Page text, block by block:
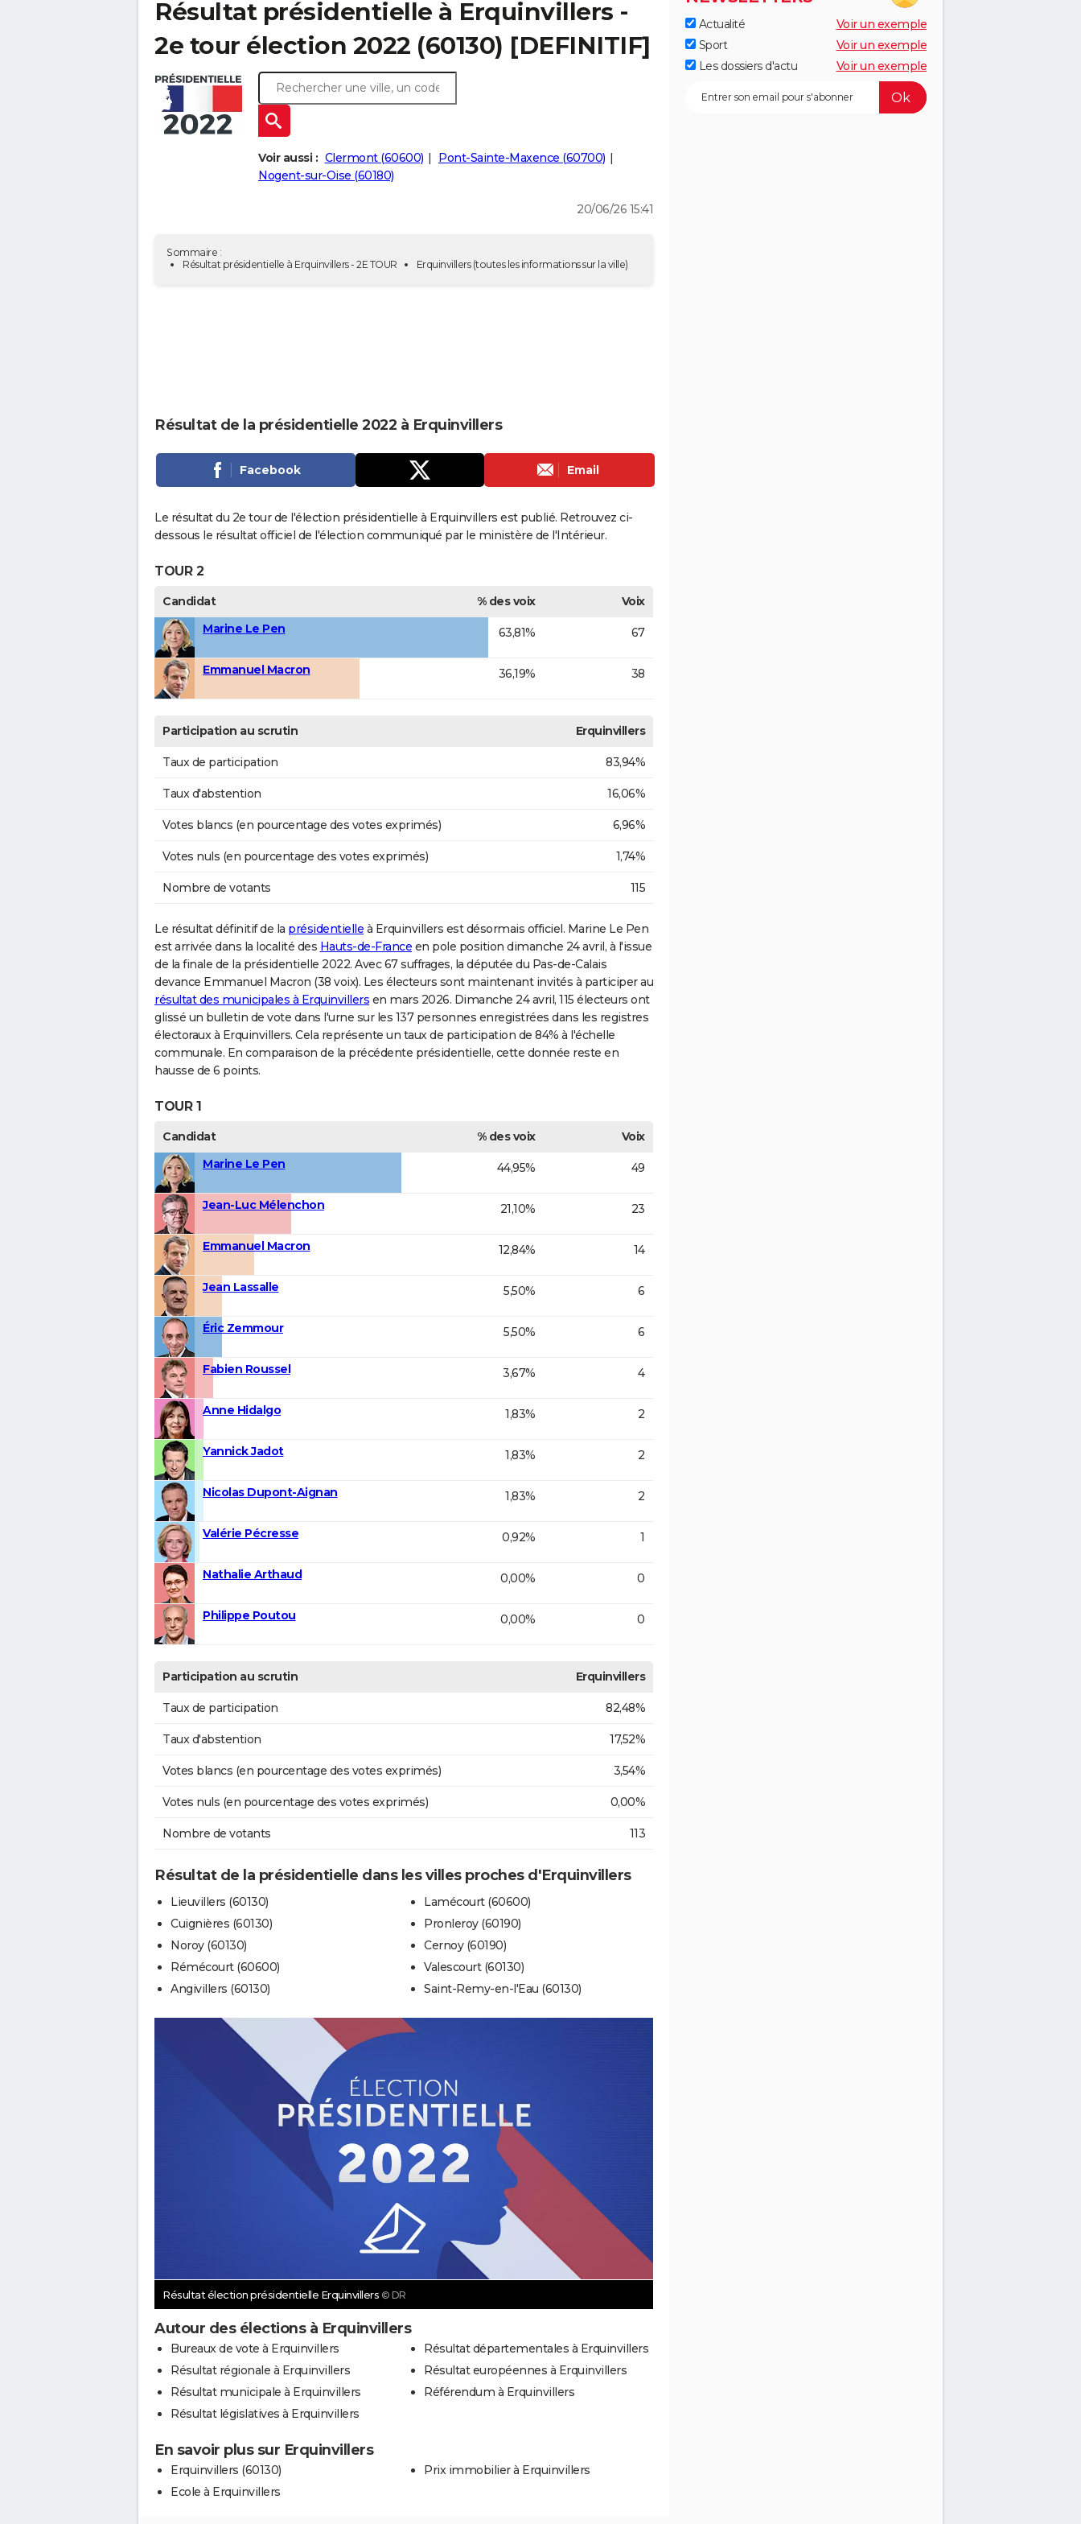
Résultat présidentielle à Erquinvillers -
2e tour élection 2022 (60130) [DEFINITIF]
Voir aussi : Clermont (60600)
Pont-Sainte-Maxence (60700)
Nogent-sur-Oise (60180)
20/06/26 15:41
Sommaire :
Résultat présidentielle à Erquinvillers - 2E TOUR
Erquinvillers(toutes les informations sur la ville)
Résultat de la présidentielle 2022 à Erquinvillers
Facebook Email
Le résultat du 2e tour de l'élection présidentielle à Erquinvillers est publié. Retrouvez ci-
dessous le résultat officiel de l'élection communiqué par le ministère de l'Intérieur.
TOUR 2
Candidat % des voix
Voix
Marine Le Pen
63,81% 67
Emmanuel Macron 36,19% 38
Participation au scrutin Erquinvillers
Taux de participation 83,94%
Taux d'abstention 16,06%
Votes blancs (en pourcentage des votes exprimés) 6,96%
Votes nuls (en pourcentage des votes exprimés) 1,74%
Nombre de votants 115
Le résultat définitif de la présidentielle à Erquinvillers est désormais officiel. Marine Le Pen
est arrivée dans la localité des Hauts-de-France en pole position dimanche 24 avril, à l'issue
de la finale de la présidentielle 2022. Avec 67 suffrages, la députée du Pas-de-Calais
devance Emmanuel Macron (38 voix). Les électeurs sont maintenant invités à participer au
résultat des municipales à Erquinvillers en mars 2026. Dimanche 24 avril, 115 électeurs ont
glissé un bulletin de vote dans l'urne sur les 137 personnes enregistrées dans les registres
électoraux à Erquinvillers. Cela représente un taux de participation de 84% à l'échelle
communale. En comparaison de la précédente présidentielle, cette donnée reste en
hausse de 6 points.
TOUR 1
Candidat % des voix
Voix
Marine Le Pen
44,95% 49
Jean-Luc Mélenchon 21,10% 23
Emmanuel Macron 12,84% 14
Jean Lassalle 5,50% 6
Éric Zemmour 5,50% 6
Fabien Roussel 3,67% 4
Anne Hidalgo 1,83% 2
Yannick Jadot 1,83% 2
Nicolas Dupont-Aignan 1,83% 2
Valérie Pécresse 0,92% 1
Nathalie Arthaud 0,00% 0
Philippe Poutou 0,00% 0
Participation au scrutin Erquinvillers
Taux de participation 82,48%
Taux d'abstention 17,52%
Votes blancs (en pourcentage des votes exprimés) 3,54%
Votes nuls (en pourcentage des votes exprimés) 0,00%
Nombre de votants 113
Résultat de la présidentielle dans les villes proches d'Erquinvillers
Lieuvillers (60130)
Cuignières (60130)
Noroy (60130)
Rémécourt (60600)
Angivillers (60130)
Lamécourt (60600)
Pronleroy (60190)
Cernoy (60190)
Valescourt (60130)
Saint-Remy-en-l'Eau (60130)
Résultat élection présidentielle Erquinvillers © DR
Autour des élections à Erquinvillers
Bureaux de vote à Erquinvillers
Résultat régionale à Erquinvillers
Résultat municipale à Erquinvillers
Résultat législatives à Erquinvillers
Résultat départementales à Erquinvillers
Résultat européennes à Erquinvillers
Référendum à Erquinvillers
En savoir plus sur Erquinvillers
Erquinvillers (60130)
Ecole à Erquinvillers
Prix immobilier à Erquinvillers
Actualité
Voir un exemple
Sport
Voir un exemple
Les dossiers d'actu
Voir un exemple